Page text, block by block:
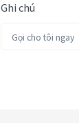
Ghi chú